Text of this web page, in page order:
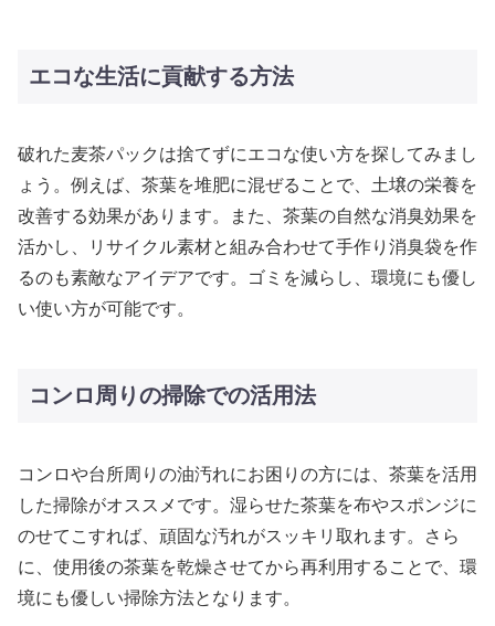
エコな生活に貢献する方法
破れた麦茶パックは捨てずにエコな使い方を探してみまし
ょう。例えば、茶葉を堆肥に混ぜることで、土壌の栄養を
改善する効果があります。また、茶葉の自然な消臭効果を
活かし、リサイクル素材と組み合わせて手作り消臭袋を作
るのも素敵なアイデアです。ゴミを減らし、環境にも優し
い使い方が可能です。
コンロ周りの掃除での活用法
コンロや台所周りの油汚れにお困りの方には、茶葉を活用
した掃除がオススメです。湿らせた茶葉を布やスポンジに
のせてこすれば、頑固な汚れがスッキリ取れます。さら
に、使用後の茶葉を乾燥させてから再利用することで、環
境にも優しい掃除方法となります。